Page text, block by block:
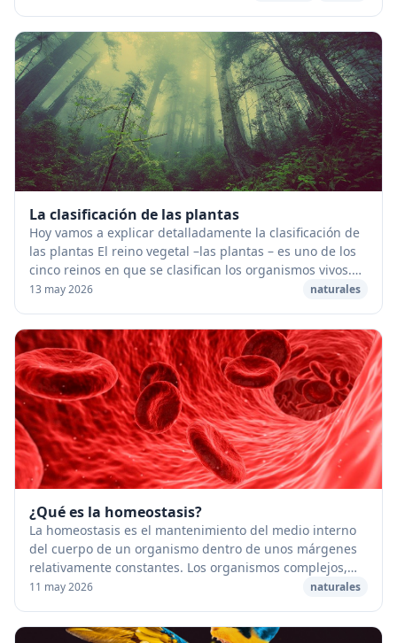
La clasificación de las plantas
Hoy vamos a explicar detalladamente la clasificación de
las plantas El reino vegetal –las plantas – es uno de los
cinco reinos en que se clasifican los organismos vivos.
Los cuatro restantes son las m...
13 may 2026 naturales
¿Qué es la homeostasis?
La homeostasis es el mantenimiento del medio interno
del cuerpo de un organismo dentro de unos márgenes
relativamente constantes. Los organismos complejos,
como los mamíferos, poseen una gama de sofis...
11 may 2026 naturales